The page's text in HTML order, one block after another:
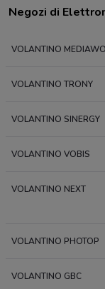
Negozi di
VOLANTINO
VOLANTINO TRONY
VOLANTINO SINERGY
VOLANTINO VOBIS
VOLANTINO NEXT
VOLANTINO PHOTOP
VOLANTINO GBC